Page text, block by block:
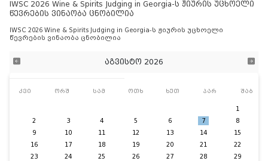
IWSC 2026 Wine & Spirits Judging in Georgia-ს ჟიურის უცხოელი
წევრების ვინაობა ცნობილია
IWSC 2026 Wine & Spirits Judging in Georgia-ს ჟიურის უცხოელი
წევრების ვინაობა ცნობილია
აგვისტო 2026
კვი ორშ სამ ოთხ ხუთ პარ შაბ
1
2
3 4 5 6 7
8
9
10 11 12 13 14
15
16
17 18 19 20 21
22
23
24 25 26 27 28
29